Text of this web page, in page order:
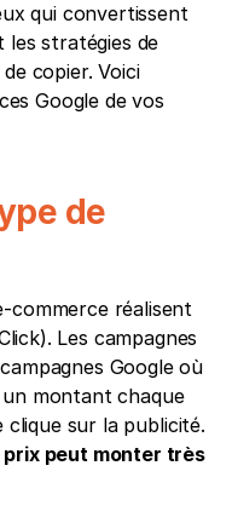
qui convertissent
les stratégies de
copier. Voici
Google de vos
de
commerce réalisent
Les campagnes
Google où
montant chaque
peut monter très